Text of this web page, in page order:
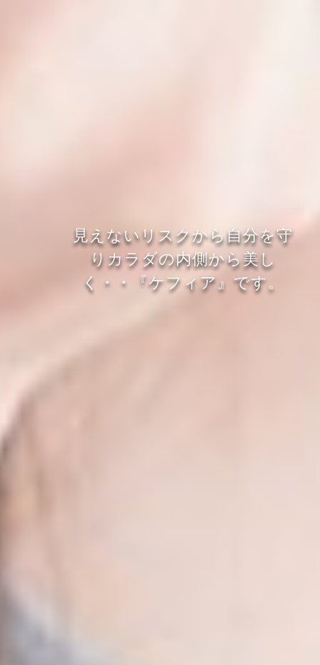
見えないリ ス クから自分を守
り カラ ダの内側から美し
く ・ ・ 『ケフ ィア 』 です。